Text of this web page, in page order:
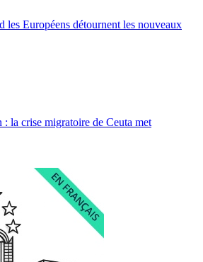
les Européens détournent les nouveaux
: la crise migratoire de Ceuta met